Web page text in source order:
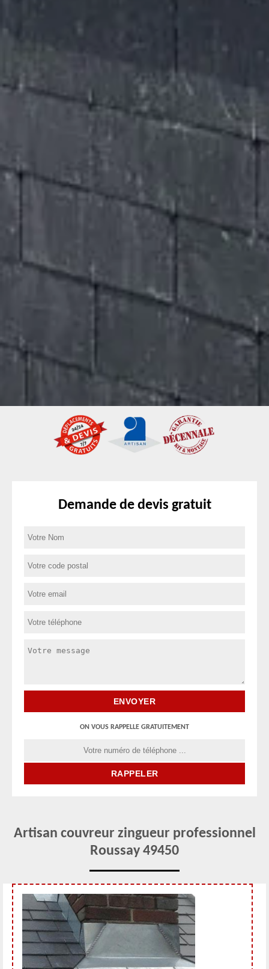
Demande de devis gratuit
ON VOUS RAPPELLE GRATUITEMENT
Artisan couvreur zingueur professionnel
Roussay 49450